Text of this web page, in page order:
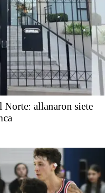
Norte: allanaron siete